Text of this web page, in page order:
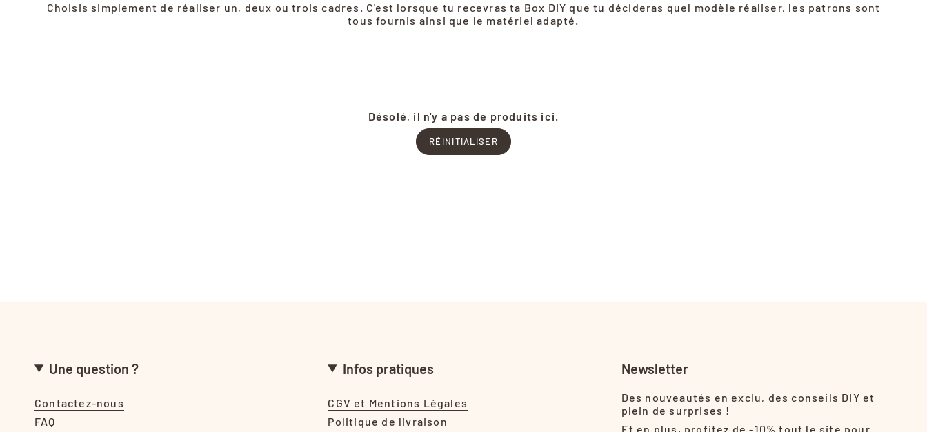
Choisis simplement de réaliser un, deux ou trois cadres. C'est lorsque tu recevras ta Box DIY que tu décideras quel modèle réaliser, les patrons sont
tous fournis ainsi que le matériel adapté.
Désolé, il n'y a pas de produits ici.
RÉINITIALISER
Une question ?
Contactez-nous
FAQ
Infos pratiques
CGV et Mentions Légales
Politique de livraison
Newsletter
Des nouveautés en exclu, des conseils DIY et
plein de surprises !
Et en plus, profitez de -10% tout le site pour